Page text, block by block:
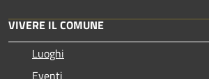
VIVERE IL COMUNE
Luoghi
Eventi